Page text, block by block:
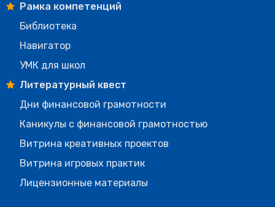
Рамка компетенций
Библиотека
Навигатор
УМК для школ
Литературный квест
Дни финансовой грамотности
Каникулы с финансовой грамотностью
Витрина креативных проектов
Витрина игровых практик
Лицензионные материалы